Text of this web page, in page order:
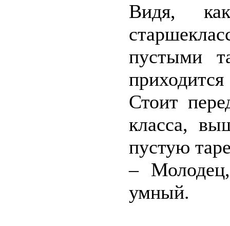
Видя,
пустыми
Стоит
класса,
пустую
–
умный.